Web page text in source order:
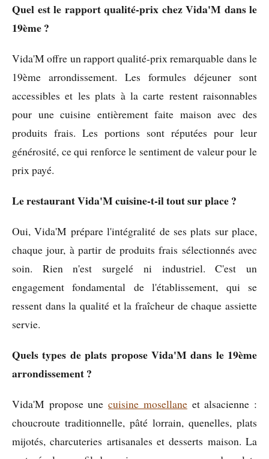
Quel est le rapport qualité-prix chez Vida'M dans le
19ème ?
Vida'M offre un rapport qualité-prix remarquable dans le
19ème arrondissement. Les formules déjeuner sont
accessibles et les plats à la carte restent raisonnables
pour une cuisine entièrement faite maison avec des
produits frais. Les portions sont réputées pour leur
générosité, ce qui renforce le sentiment de valeur pour le
prix payé.
Le restaurant Vida'M cuisine-t-il tout sur place ?
Oui, Vida'M prépare l'intégralité de ses plats sur place,
chaque jour, à partir de produits frais sélectionnés avec
soin. Rien n'est surgelé ni industriel. C'est un
engagement fondamental de l'établissement, qui se
ressent dans la qualité et la fraîcheur de chaque assiette
servie.
Quels types de plats propose Vida'M dans le 19ème
arrondissement ?
Vida'M propose unecuisine mosellaneet alsacienne :
choucroute traditionnelle, pâté lorrain, quenelles, plats
mijotés, charcuteries artisanales et desserts maison. La